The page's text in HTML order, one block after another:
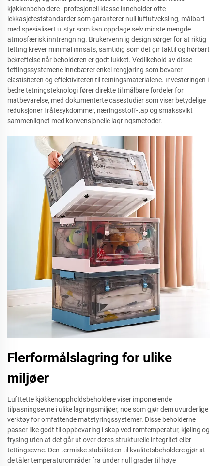
kjøkkenbeholdere i profesjonell klasse inneholder ofte
lekkasjeteststandarder som garanterer null luftutveksling, målbart
med spesialisert utstyr som kan oppdage selv minste mengde
atmosfærisk inntrengning. Brukervennlig design sørger for at riktig
tetting krever minimal innsats, samtidig som det gir taktil og hørbart
bekreftelse når beholderen er godt lukket. Vedlikehold av disse
tettingssystemene innebærer enkel rengjøring som bevarer
elastisiteten og effektiviteten til tetningsmaterialene. Investeringen i
bedre tetningsteknologi fører direkte til målbare fordeler for
matbevarelse, med dokumenterte casestudier som viser betydelige
reduksjoner i råtesykdommer, næringsstoff-tap og smakssvikt
sammenlignet med konvensjonelle lagringsmetoder.
Flerformålslagring for ulike
miljøer
Lufttette kjøkkenoppholdsbeholdere viser imponerende
tilpasningsevne i ulike lagringsmiljøer, noe som gjør dem uvurderlige
verktøy for omfattende matstyringssystemer. Disse beholderne
passer like godt til oppbevaring i skap ved romtemperatur, kjøling og
frysing uten at det går ut over deres strukturelle integritet eller
tettingsevne. Den termiske stabiliteten til kvalitetsbeholdere gjør at
de tåler temperaturområder fra under null grader til høye